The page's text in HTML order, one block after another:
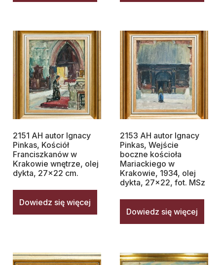
2151 AH autor Ignacy
Pinkas, Kościół
Franciszkanów w
Krakowie wnętrze, olej
dykta, 27×22 cm.
Dowiedz się więcej
2153 AH autor Ignacy
Pinkas, Wejście
boczne kościoła
Mariackiego w
Krakowie, 1934, olej
dykta, 27×22, fot. MSz
Dowiedz się więcej